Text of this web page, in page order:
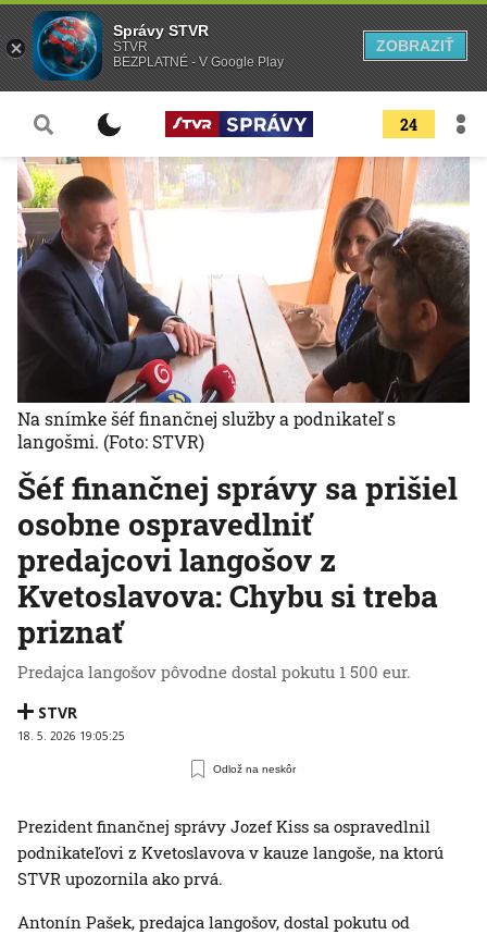
24
Šéf finančnej správy sa prišiel
osobne ospravedlniť
predajcovi langošov z
Kvetoslavova: Chybu si treba
priznať
Predajca langošov pôvodne dostal pokutu 1 500 eur.
STVR
18. 5. 2026 19:05:25
Odlož na neskôr
Na snímke šéf finančnej služby a podnikateľ s
langošmi. (Foto: STVR)
Prezident finančnej správy Jozef Kiss sa ospravedlnil
podnikateľovi z Kvetoslavova v kauze langoše, na ktorú
STVR upozornila ako prvá.
Antonín Pašek, predajca langošov, dostal pokutu od
Správy STVR
STVR
BEZPLATNÉ - V Google Play
ZOBRAZIŤ